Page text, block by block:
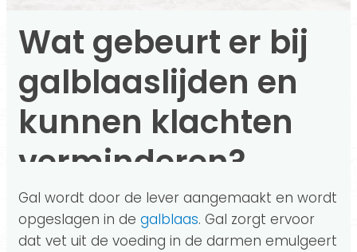
Wat gebeurt er bij
galblaaslijden en
kunnen klachten
verminderen?
Gal wordt door de lever aangemaakt en wordt
opgeslagen in de galblaas. Gal zorgt ervoor
dat vet uit de voeding in de darmen emulgeert